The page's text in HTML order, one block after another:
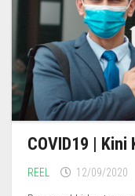
COVID19 |
REEL 12/09/2020